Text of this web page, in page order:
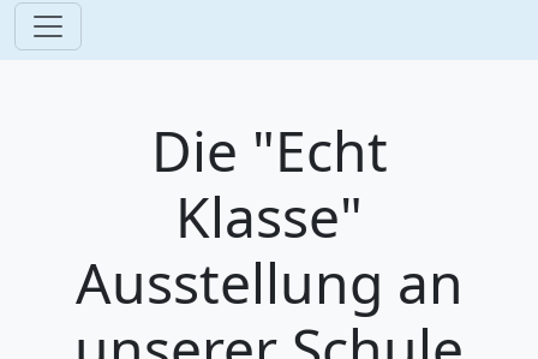
Die "Echt
Klasse"
Ausstellung an